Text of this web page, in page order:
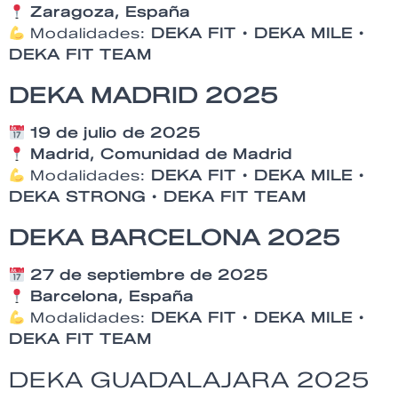
Zaragoza, España
Modalidades: DEKA FIT • DEKA MILE •
DEKA FIT TEAM
DEKA MADRID 2025
19 de julio de 2025
Madrid, Comunidad de Madrid
Modalidades: DEKA FIT • DEKA MILE •
DEKA STRONG • DEKA FIT TEAM
DEKA BARCELONA 2025
27 de septiembre de 2025
Barcelona, España
Modalidades: DEKA FIT • DEKA MILE •
DEKA FIT TEAM
DEKA GUADALAJARA 2025